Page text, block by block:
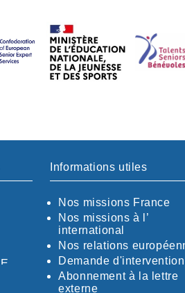
Informations utiles
Nos missions France
Nos missions à l’
international
Nos relations
Demande d'intervention
Abonnement à la lettre
externe